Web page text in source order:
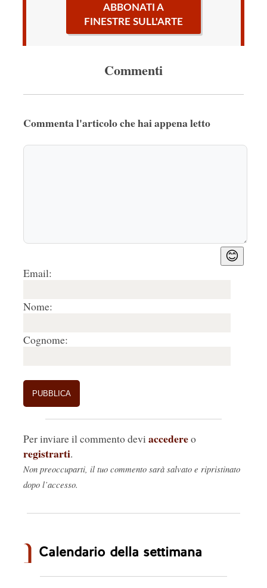
ABBONATI A
FINESTRE SULL'ARTE
Commenti
Commenta l'articolo che hai appena letto
😊
Email:
Nome:
Cognome:
Per inviare il commento devi accedereo
registrarti.
Non preoccuparti, il tuo commento sarà salvato e ripristinato
dopo l’accesso.
Calendario della settimana